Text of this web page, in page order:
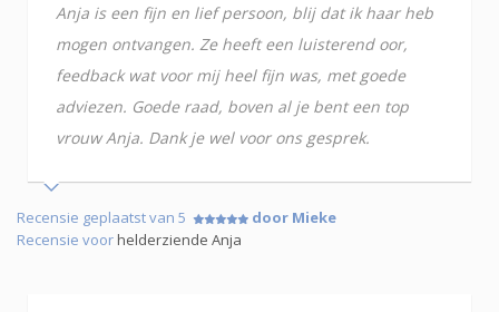
Anja is een fijn en lief persoon, blij dat ik haar heb
mogen ontvangen. Ze heeft een luisterend oor,
feedback wat voor mij heel fijn was, met goede
adviezen. Goede raad, boven al je bent een top
vrouw Anja. Dank je wel voor ons gesprek.
Recensie geplaatst van 5
door Mieke
Recensie voorhelderziende Anja